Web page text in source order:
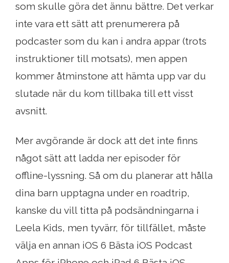
som skulle göra det ännu bättre. Det verkar
inte vara ett sätt att prenumerera på
podcaster som du kan i andra appar (trots
instruktioner till motsats), men appen
kommer åtminstone att hämta upp var du
slutade när du kom tillbaka till ett visst
avsnitt.
Mer avgörande är dock att det inte finns
något sätt att ladda ner episoder för
offline-lyssning. Så om du planerar att hålla
dina barn upptagna under en roadtrip,
kanske du vill titta på podsändningarna i
Leela Kids, men tyvärr, för tillfället, måste
välja en annan iOS 6 Bästa iOS Podcast